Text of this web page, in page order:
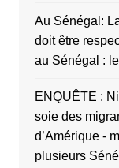
Au Sénégal:
doit être
au Sénégal :
ENQUÊTE :
soie des
d’Amérique -
plusieurs